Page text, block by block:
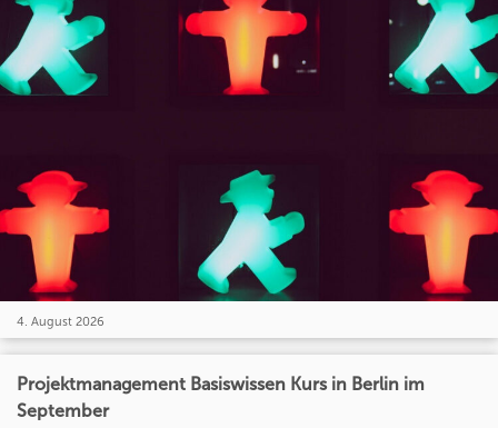
4. August 2026
Projektmanagement Basiswissen Kurs in Berlin im
September